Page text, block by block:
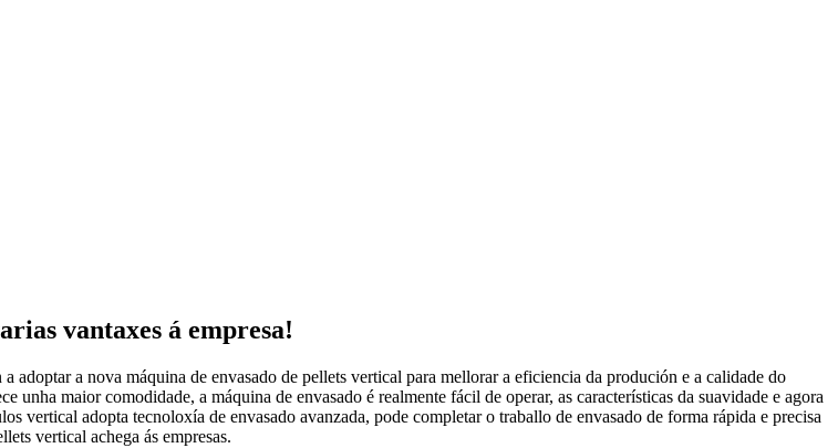
vantaxes á empresa!
adoptar a nova máquina de envasado de pellets vertical para mellorar a eficiencia da produción e a calidade do
maior comodidade, a máquina de envasado é realmente fácil de operar, as características da suavidade e agora
vertical adopta tecnoloxía de envasado avanzada, pode completar o traballo de envasado de forma rápida e precisa
vertical achega ás empresas.